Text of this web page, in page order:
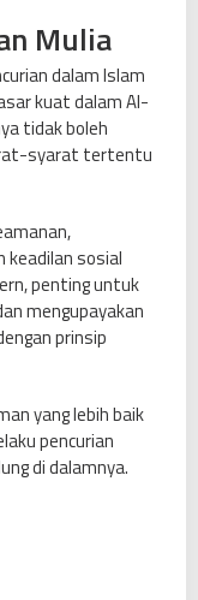
Mulia
dalam Islam
kuat dalam Al-
tidak boleh
syarat tertentu
keadilan sosial
penting untuk
mengupayakan
prinsip
yang lebih baik
pencurian
di dalamnya.